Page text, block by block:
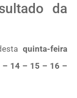
da
quinta-feira
14 – 15 – 16 –